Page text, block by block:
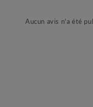
Aucun avis n'a été